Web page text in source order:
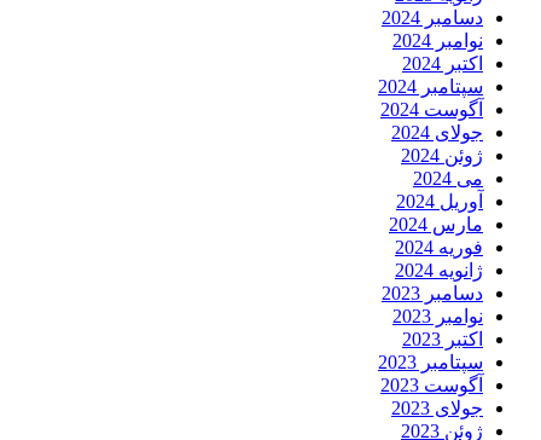
دسامبر 2024
نوامبر 2024
اکتبر 2024
سپتامبر 2024
آگوست 2024
جولای 2024
ژوئن 2024
می 2024
آوریل 2024
مارس 2024
فوریه 2024
ژانویه 2024
دسامبر 2023
نوامبر 2023
اکتبر 2023
سپتامبر 2023
آگوست 2023
جولای 2023
ژوئن 2023